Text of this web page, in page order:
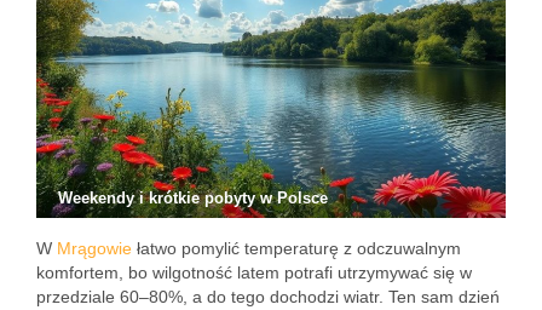
Weekendy i krótkie pobyty w Polsce
W Mrągowie łatwo pomylić temperaturę z odczuwalnym
komfortem, bo wilgotność latem potrafi utrzymywać się w
przedziale 60–80%, a do tego dochodzi wiatr. Ten sam dzień